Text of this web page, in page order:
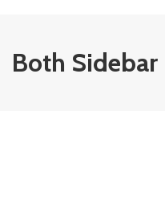
Both Sidebar